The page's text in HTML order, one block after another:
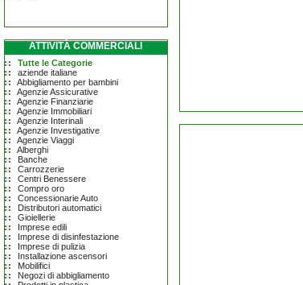
ATTIVITÀ COMMERCIALI
Tutte le Categorie
aziende italiane
Abbigliamento per bambini
Agenzie Assicurative
Agenzie Finanziarie
Agenzie Immobiliari
Agenzie Interinali
Agenzie Investigative
Agenzie Viaggi
Alberghi
Banche
Carrozzerie
Centri Benessere
Compro oro
Concessionarie Auto
Distributori automatici
Gioiellerie
Imprese edili
Imprese di disinfestazione
Imprese di pulizia
Installazione ascensori
Mobilifici
Negozi di abbigliamento